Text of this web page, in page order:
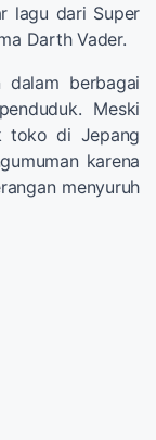
lagu dari Super
Darth Vader.
dalam berbagai
Meski
toko di Jepang
karena
menyuruh